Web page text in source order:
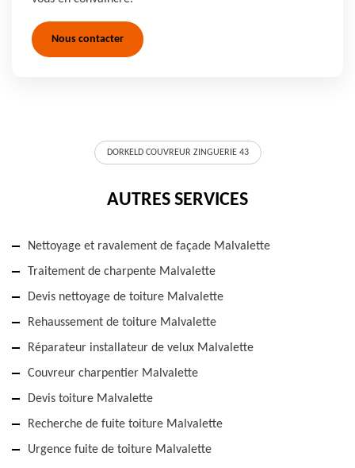
Nous contacter
DORKELD COUVREUR ZINGUERIE 43
AUTRES SERVICES
Nettoyage et ravalement de façade Malvalette
Traitement de charpente Malvalette
Devis nettoyage de toiture Malvalette
Rehaussement de toiture Malvalette
Réparateur installateur de velux Malvalette
Couvreur charpentier Malvalette
Devis toiture Malvalette
Recherche de fuite toiture Malvalette
Urgence fuite de toiture Malvalette